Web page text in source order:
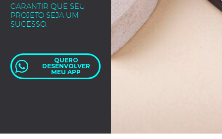
GARANTIR QUE SEU
PROJETO SEJA UM
SUCESSO.
QUERO
DESENVOLVER
MEU APP